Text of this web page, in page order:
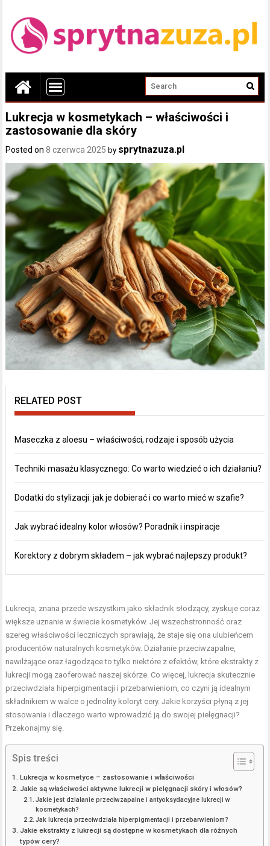
Lukrecja w kosmetykach – właściwości i
zastosowanie dla skóry
Posted on 8 czerwca 2025 by sprytnazuza.pl
RELATED POST
Maseczka z aloesu – właściwości, rodzaje i sposób użycia
Techniki masażu klasycznego: Co warto wiedzieć o ich działaniu?
Dodatki do stylizacji: jak je dobierać i co warto mieć w szafie?
Jak wybrać idealny kolor włosów? Poradnik i inspiracje
Korektory z dobrym składem – jak wybrać najlepszy produkt?
Lukrecja, znana przede wszystkim jako składnik słodzący, zyskuje coraz
większe uznanie w świecie kosmetyków. Jej wszechstronność oraz
szereg właściwości leczniczych sprawiają, że staje się ona ulubieńcem
producentów naturalnych kosmetyków. Działanie przeciwzapalne,
nawilżające oraz łagodzące to tylko niektóre z efektów, które ekstrakty z
lukrecji mogą zaoferować naszej skórze. Co więcej, lukrecja skutecznie
przeciwdziała hiperpigmentacji i przebarwieniom, co czyni ją idealnym
składnikiem w walce o jednolity koloryt cery. Jakie korzyści płyną z jej
stosowania i dlaczego warto wprowadzić ją do swojej pielęgnacji?
Przekonajmy się.
Spis treści
Lukrecja w kosmetyce – zastosowanie i właściwości
Jakie są właściwości aktywne lukrecji w pielęgnacji skóry i włosów?
Jakie jest działanie przeciwzapalne i antyoksydacyjne lukrecji w
kosmetykach?
Jak lukrecja przeciwdziała hiperpigmentacji i przebarwieniom?
Jakie ekstrakty z lukrecji są dostępne w kosmetykach dla różnych
typów cery?